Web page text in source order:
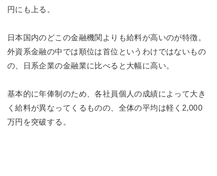
円にも上る。
日本国内のどこの金融機関よりも給料が高いのが特徴。
外資系金融の中では順位は首位というわけではないもの
の、日系企業の金融業に比べると大幅に高い。
基本的に年俸制のため、各社員個人の成績によって大き
く給料が異なってくるものの、全体の平均は軽く2,000
万円を突破する。